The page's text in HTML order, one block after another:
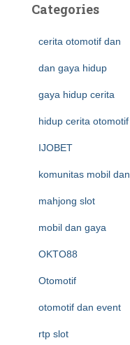
Categories
cerita otomotif dan
dan gaya hidup
gaya hidup cerita
hidup cerita otomotif
IJOBET
komunitas mobil dan
mahjong slot
mobil dan gaya
OKTO88
Otomotif
otomotif dan event
rtp slot